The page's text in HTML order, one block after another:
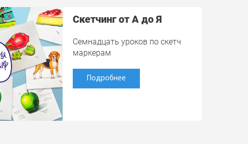
Скетчинг от А до Я
Семнадцать уроков по скетч
маркерам
Подробнее